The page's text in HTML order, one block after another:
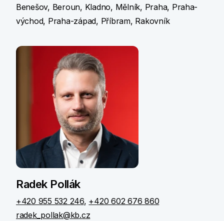
Benešov, Beroun, Kladno, Mělník, Praha, Praha-
východ, Praha-západ, Příbram, Rakovník
Radek Pollák
+420 955 532 246, +420 602 676 860
radek_pollak@kb.cz